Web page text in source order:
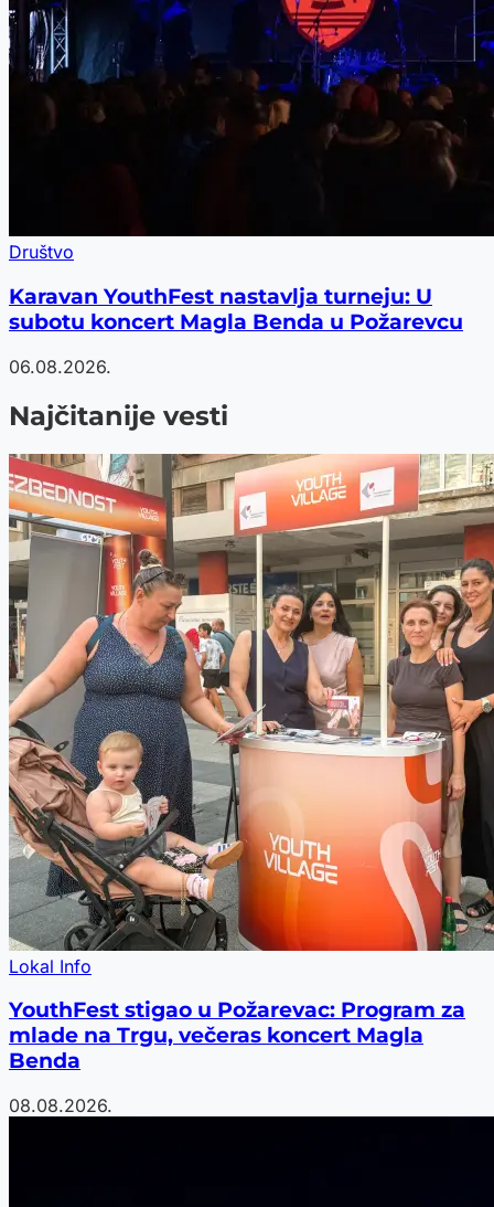
Društvo
Karavan YouthFest nastavlja turneju: U
subotu koncert Magla Benda u Požarevcu
06.08.2026.
Najčitanije vesti
Lokal Info
YouthFest stigao u Požarevac: Program za
mlade na Trgu, večeras koncert Magla
Benda
08.08.2026.